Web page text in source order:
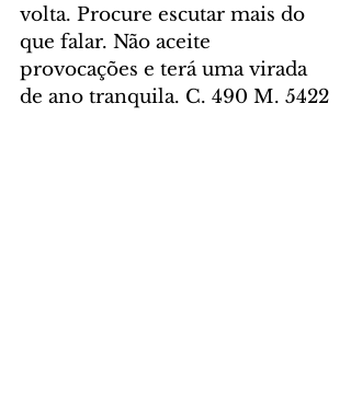
volta. Procure escutar mais do
que falar. Não aceite
provocações e terá uma virada
de ano tranquila. C. 490 M. 5422